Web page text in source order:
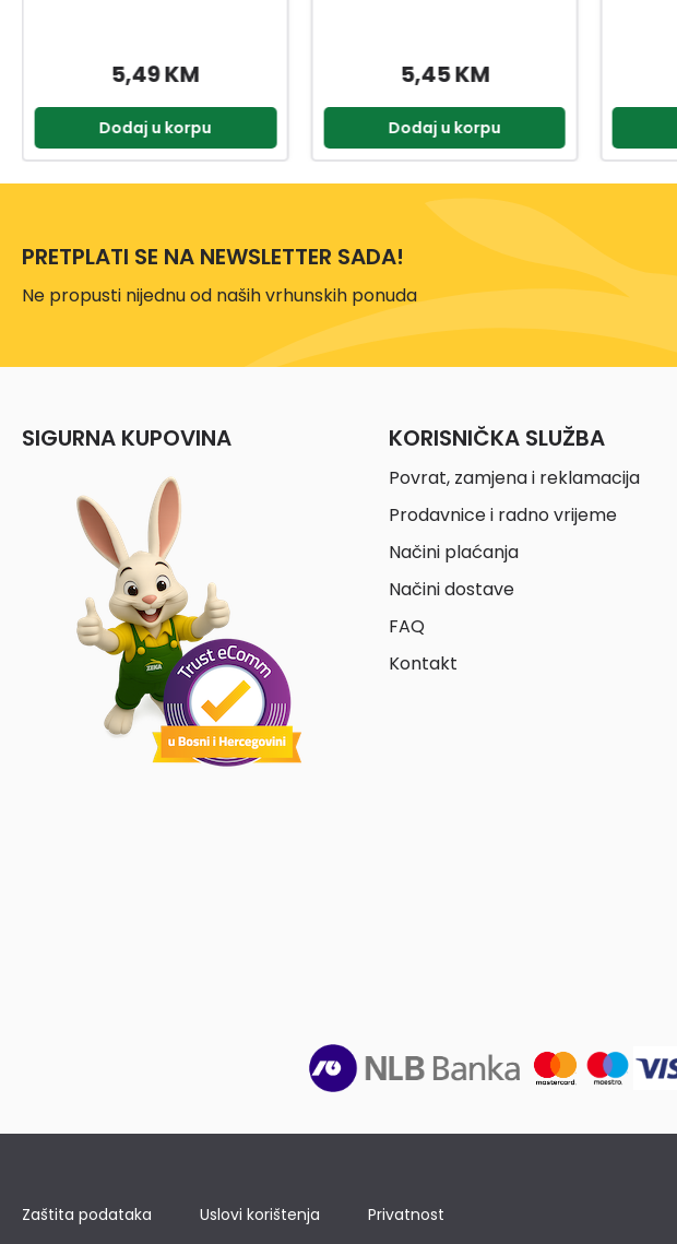
5,45 KM
Dodaj u korpu
2,00 KM
Dodaj u korpu
PRETPLATI SE NA NEWSLETTER SADA!
Ne propusti nijednu od naših vrhunskih ponuda
SIGURNA KUPOVINA KORISNIČKA SLUŽBA
Povrat, zamjena i reklamacija
Prodavnice i radno vrijeme
Načini plaćanja
Načini dostave
FAQ
Kontakt
Zaštita podataka Uslovi korištenja Privatnost